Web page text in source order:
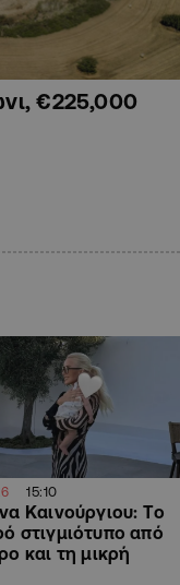
€225,000
15:10
Καινούργιου: Tο
στιγμιότυπο από
και τη μικρή